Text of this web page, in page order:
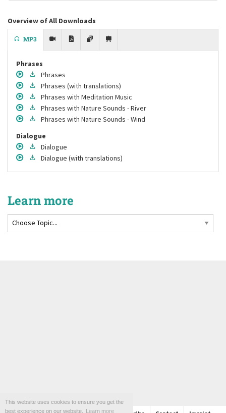
This website uses cookies to ensure you get the
best experience on our website.
Learn more
Overview of All Downloads
MP3
Phrases
Phrases
Phrases (with translations)
Phrases with Meditation Music
Phrases with Nature Sounds - River
Phrases with Nature Sounds - Wind
Dialogue
Dialogue
Dialogue (with translations)
Learn more